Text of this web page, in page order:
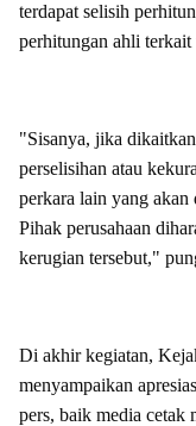
terdapat selisih
perhitungan ahli
"Sisanya, jika
perselisihan atau
perkara lain yang akan
Pihak perusahaan
kerugian tersebut,"
Di akhir kegiatan,
menyampaikan
pers, baik media cetak